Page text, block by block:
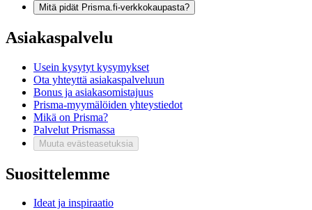
Mitä pidät Prisma.fi-verkkokaupasta?
Asiakaspalvelu
Usein kysytyt kysymykset
Ota yhteyttä asiakaspalveluun
Bonus ja asiakasomistajuus
Prisma-myymälöiden yhteystiedot
Mikä on Prisma?
Palvelut Prismassa
Muuta evästeasetuksia
Suosittelemme
Ideat ja inspiraatio